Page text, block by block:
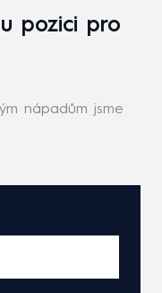
pozici pro
nápadům jsme